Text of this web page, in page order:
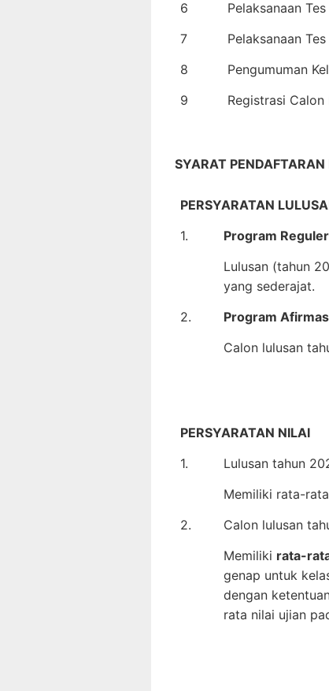
6
Pelaksanaan
7
Pelaksanaan
8
Pengumuman
9
Registrasi Calon
SYARAT PENDAFTARAN
PERSYARATAN
1.
Program Reguler
Lulusan (tahun
yang sederajat.
2.
Program
Calon lulusan
PERSYARATAN NILAI
1.
Lulusan tahun
Memiliki rata-
2.
Calon lulusan
Memiliki rata-
genap untuk
dengan
rata nilai ujian